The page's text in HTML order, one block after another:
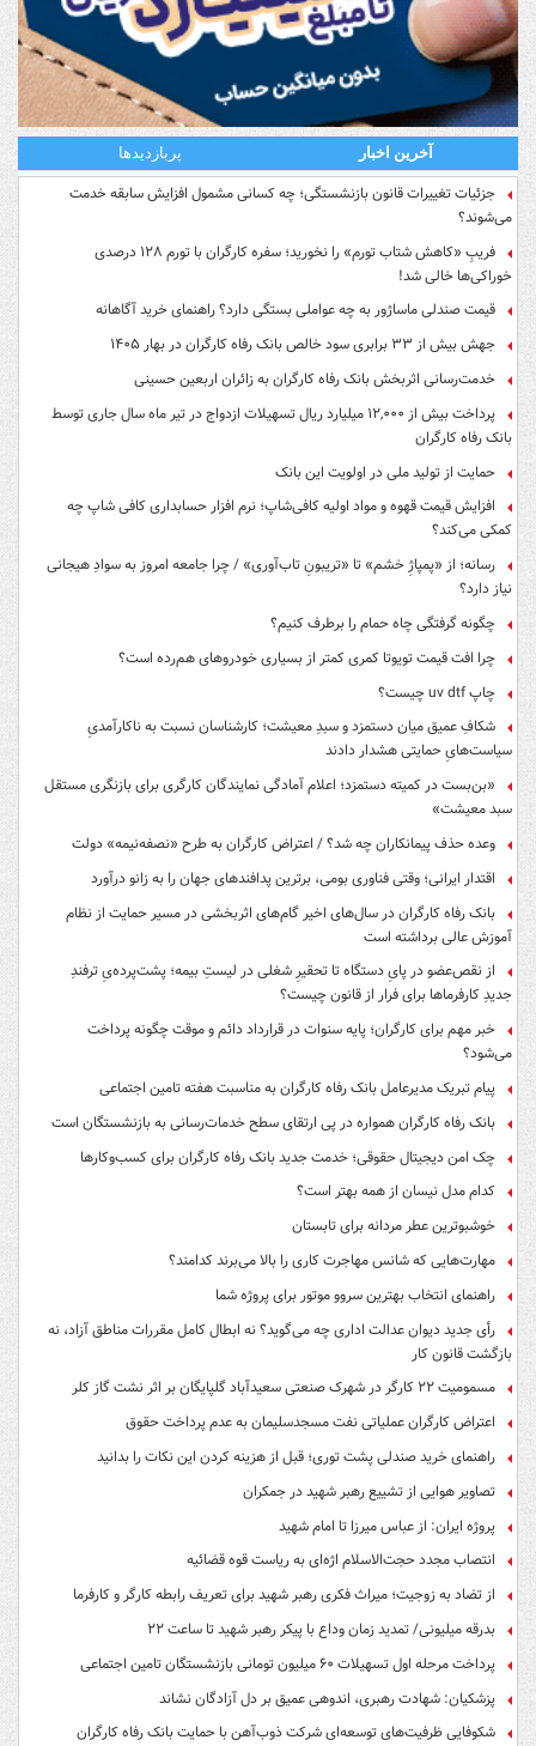
آخرین اخبار پربازدیدها
جزئیات تغییرات قانون بازنشستگی؛ چه کسانی مشمول افزایش سابقه خدمت
می‌شوند؟
فریبِ «کاهش شتاب تورم» را نخورید؛ سفره کارگران با تورم ۱۲۸ درصدی
خوراکی‌ها خالی شد!
قیمت صندلی ماساژور به چه عواملی بستگی دارد؟ راهنمای خرید آگاهانه
جهش بیش از ۳۳ برابری سود خالص بانک رفاه کارگران در بهار ۱۴۰۵
خدمت‌رسانی اثربخش بانک رفاه کارگران به زائران اربعین حسینی
پرداخت بیش از ۱۲,۰۰۰ میلیارد ریال تسهیلات ازدواج در تیر ماه سال جاری توسط
بانک رفاه کارگران
حمایت از تولید ملی در اولویت این بانک
افزایش قیمت قهوه و مواد اولیه کافی‌شاپ؛ نرم افزار حسابداری کافی شاپ چه
کمکی می‌کند؟
رسانه؛ از «پمپاژِ خشم» تا «تریبونِ تاب‌آوری» / چرا جامعه امروز به سوادِ هیجانی
نیاز دارد؟
چگونه گرفتگی چاه حمام را برطرف کنیم؟
چرا افت قیمت تویوتا کمری کمتر از بسیاری خودروهای هم‌رده است؟
چاپ uv dtf چیست؟
شکافِ عمیق میان دستمزد و سبدِ معیشت؛ کارشناسان نسبت به ناکارآمدیِ
سیاست‌هایِ حمایتی هشدار دادند
«بن‌بست در کمیته دستمزد؛ اعلام آمادگی نمایندگان کارگری برای بازنگری مستقل
سبد معیشت»
وعده حذف پیمانکاران چه شد؟ / اعتراض کارگران به طرح «نصفه‌نیمه» دولت
اقتدار ایرانی؛ وقتی فناوری بومی، برترین پدافندهای جهان را به زانو درآورد
بانک رفاه کارگران در سال‌های اخیر گام‌های اثربخشی در مسیر حمایت از نظام
آموزش عالی برداشته است
از نقص‌عضو در پایِ دستگاه تا تحقیرِ شغلی در لیستِ بیمه؛ پشت‌پرده‌یِ ترفندِ
جدیدِ کارفرماها برای فرار از قانون چیست؟
خبر مهم برای کارگران؛ پایه سنوات در قرارداد دائم و موقت چگونه پرداخت
می‌شود؟
پیام تبریک مدیرعامل بانک رفاه کارگران به مناسبت هفته تامین اجتماعی
بانک رفاه کارگران همواره در پی ارتقای سطح خدمات‌رسانی به بازنشستگان است
چک امن دیجیتال حقوقی؛ خدمت جدید بانک رفاه کارگران برای کسب‌وکارها
کدام مدل نیسان از همه بهتر است؟
خوشبوترین عطر مردانه برای تابستان
مهارت‌هایی که شانس مهاجرت کاری را بالا می‌برند کدامند؟
راهنمای انتخاب بهترین سروو موتور برای پروژه شما
رأی جدید دیوان عدالت اداری چه می‌گوید؟ نه ابطال کامل مقررات مناطق آزاد، نه
بازگشت قانون کار
مسمومیت ۲۲ کارگر در شهرک صنعتی سعیدآباد گلپایگان بر اثر نشت گاز کلر
اعتراض کارگران عملیاتی نفت مسجدسلیمان به عدم پرداخت حقوق
راهنمای خرید صندلی پشت توری؛ قبل از هزینه کردن این نکات را بدانید
تصاویر هوایی از تشییع رهبر شهید در جمکران
پروژه ایران: از عباس میرزا تا امام شهید
انتصاب مجدد حجت‌الاسلام اژه‌ای به ریاست قوه‌ قضائیه
از تضاد به زوجیت؛ میراث فکری رهبر شهید برای تعریف رابطه کارگر و کارفرما
بدرقه میلیونی/ تمدید زمان وداع با پیکر رهبر شهید تا ساعت ۲۲
پرداخت مرحله اول تسهیلات ۶۰ میلیون تومانی بازنشستگان تامین اجتماعی
پزشکیان: شهادت رهبری، اندوهی عمیق بر دل آزادگان نشاند
شکوفایی ظرفیت‌های توسعه‌ای شرکت ذوب‌آهن با حمایت‌ بانک رفاه کارگران